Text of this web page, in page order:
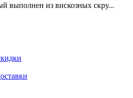
выполнен из вискозных скру...